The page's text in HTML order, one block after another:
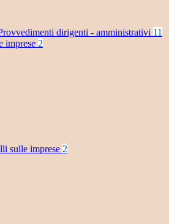
dirigenti - amministrativi 11
imprese 2
sulle imprese 2